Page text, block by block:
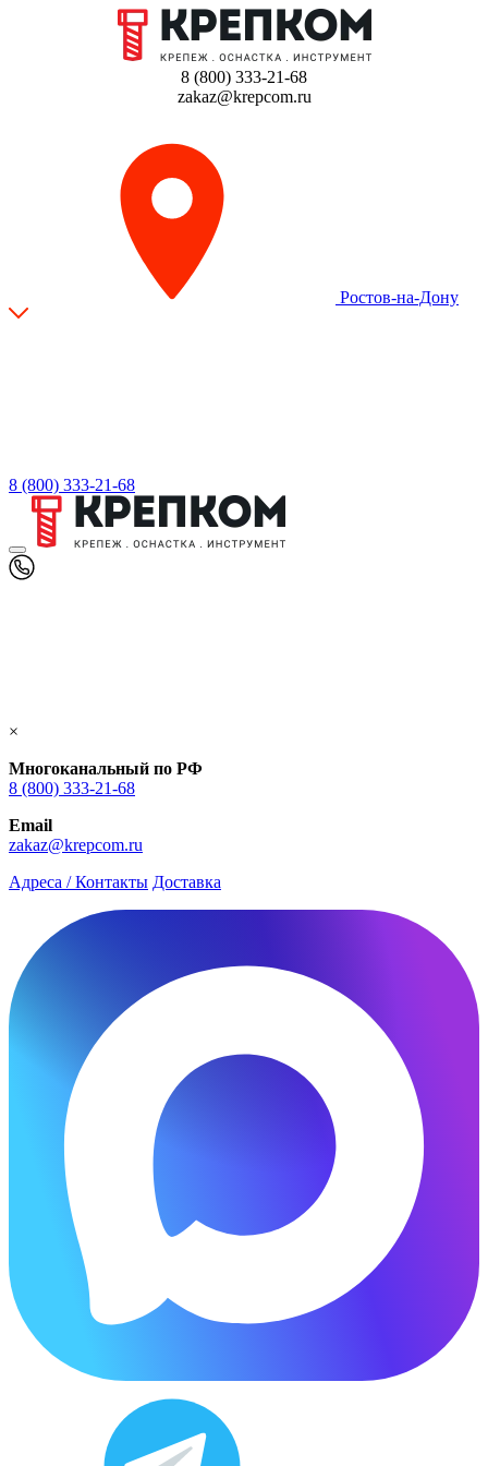
8 (800) 333-21-68
zakaz@krepcom.ru
Ростов-на-Дону
8 (800) 333-21-68
×
Многоканальный по РФ
8 (800) 333‑21-68
Email
zakaz@krepcom.ru
Адреса / Контакты Доставка